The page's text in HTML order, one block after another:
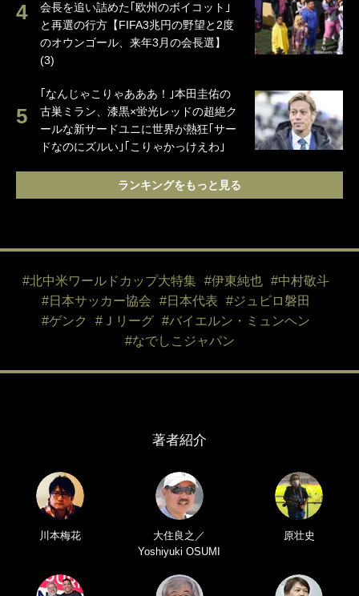
会長を追い詰めた｢欧州のボイコット｣
と再選の行方【FIFA3兆円の野望と2度
のオウンゴール、来年3月の会長選】
(3)
｢なんじゃこりゃあああ！｣本田圭佑の
古巣ミラン、漆黒×蛍光レッドの超絶ク
ールな新サードユニに世界が熱狂｢サー
ドなのにズルい｣｢こりゃかっけえわ｣
ランキングをもっと見る
#北中米ワールドカップ大特集 #伊東純也
#中村敬斗
#日本サッカー協会
#日本代表
#ジュビロ磐田
#ゲンク
#Ｊリーグ
#バイエルン・ミュンヘン
#なでしこジャパン
著者紹介
川本梅花
大住良之／
Yoshiyuki OSUMI
原壮史